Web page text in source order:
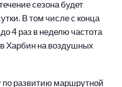
сезона будет
В том числе с конца
4 раз в неделю частота
Харбин на воздушных
развитию маршрутной